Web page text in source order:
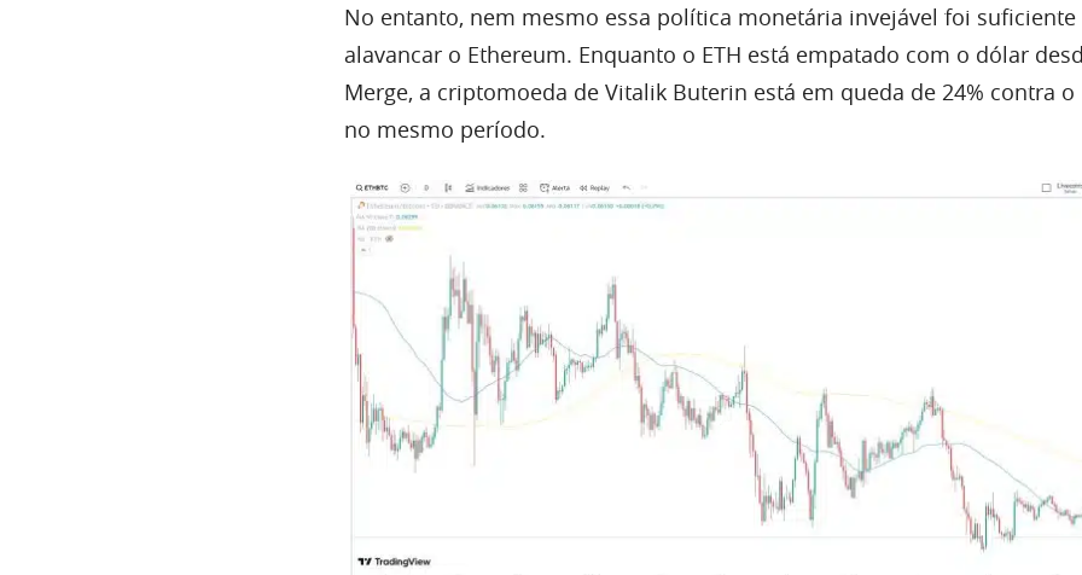
No entanto, nem mesmo essa política monetária invejável foi suficiente
alavancar o Ethereum. Enquanto o ETH está empatado com o dólar
Merge, a criptomoeda de Vitalik Buterin está em queda de 24% contra
no mesmo período.